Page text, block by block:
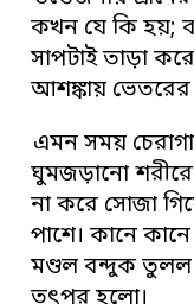
কখন যে কি হয়;
সাপটাই তাড়া
আশঙ্কায় ভেতরের
এমন সময়
ঘুমজড়ানো
না করে সোজা
পাশে। কানে
মণ্ডল বন্দুক তুলল